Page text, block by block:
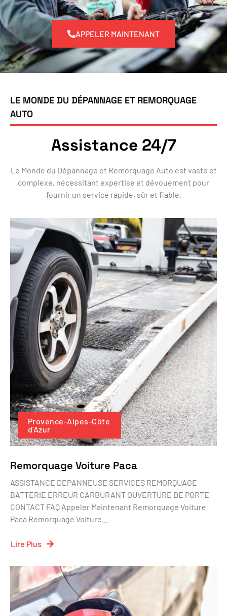
APPELER MAINTENANT
LE MONDE DU DÉPANNAGE ET REMORQUAGE
AUTO
Assistance 24/7
Le Monde du Dépannage et Remorquage Auto est vaste et
complexe, nécessitant expertise et dévouement pour
fournir un service rapide, sûr et fiable.
Provence-Alpes-Côte
d'Azur
Remorquage Voiture Paca
ASSISTANCE DEPANNEUSE SERVICES REMORQUAGE
BATTERIE ERREUR CARBURANT OUVERTURE DE PORTE
CONTACT FAQ Appeler Maintenant Remorquage Voiture
Paca Remorquage Voiture...
Lire Plus